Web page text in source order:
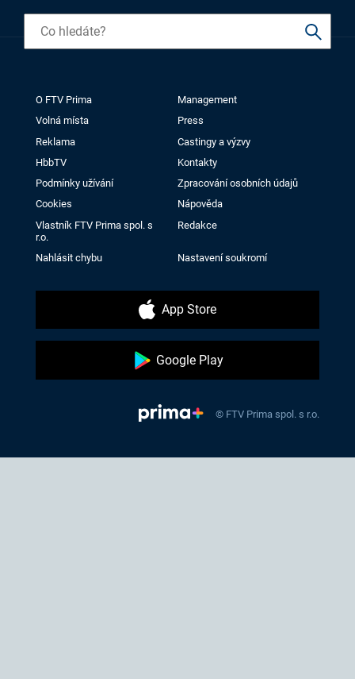
O FTV Prima
Management
Volná místa
Press
Reklama
Castingy a výzvy
HbbTV
Kontakty
Podmínky užívání
Zpracování osobních údajů
Cookies
Nápověda
Vlastník FTV Prima spol. s
r.o.
Redakce
Nahlásit chybu Nastavení soukromí
App Store
Google Play
© FTV Prima spol. s r.o.